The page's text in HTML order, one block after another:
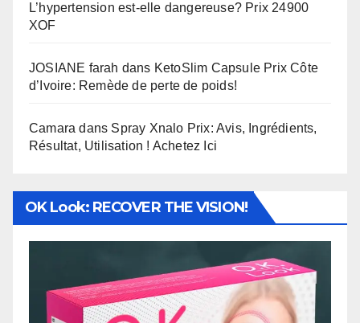
L’hypertension est-elle dangereuse? Prix 24900
XOF
JOSIANE farah dans KetoSlim Capsule Prix Côte
d’Ivoire: Remède de perte de poids!
Camara dans Spray Xnalo Prix: Avis, Ingrédients,
Résultat, Utilisation ! Achetez Ici
OK Look: RECOVER THE VISION!